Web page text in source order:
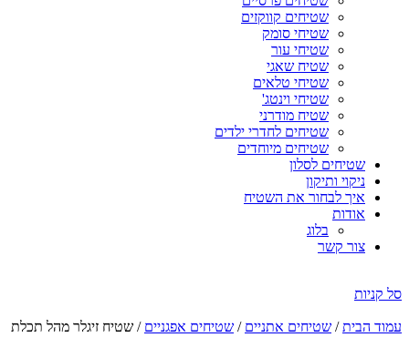
שטיחים קווקזים
שטיחי סומק
שטיחי עור
שטיח שאגי
שטיחי טלאים
שטיחי וינטג'
שטיח מודרני
שטיחים לחדרי ילדים
שטיחים מיוחדים
שטיחים לסלון
ניקוי ותיקון
איך לבחור את השטיח
אודות
בלוג
צור קשר
סל קניות
עמוד הבית/ שטיחים אתניים / שטיחים אפגניים / שטיח זיגלר מהל תכלת
הנחה